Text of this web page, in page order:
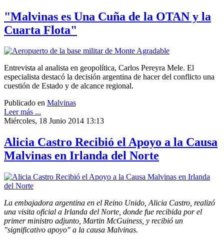
"Malvinas es Una Cuña de la OTAN y la
Cuarta Flota"
Entrevista al analista en geopolítica, Carlos Pereyra Mele. El
especialista destacó la decisión argentina de hacer del conflicto una
cuestión de Estado y de alcance regional.
Publicado en Malvinas
Leer más ...
Miércoles, 18 Junio 2014 13:13
Alicia Castro Recibió el Apoyo a la Causa
Malvinas en Irlanda del Norte
La embajadora argentina en el Reino Unido, Alicia Castro, realizó
una visita oficial a Irlanda del Norte, donde fue recibida por el
primer ministro adjunto, Martin McGuiness, y recibió un
"significativo apoyo" a la causa Malvinas.